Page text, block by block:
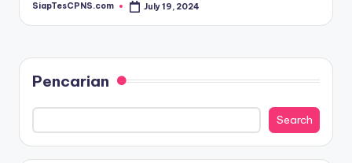
Posted
SiapTesCPNS.com July 19, 2024
Pencarian
Search